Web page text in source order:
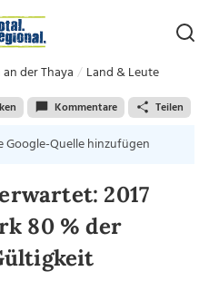
der Thaya Land & Leute
Kommentare Teilen
Google-Quelle hinzufügen
2017
80 % der